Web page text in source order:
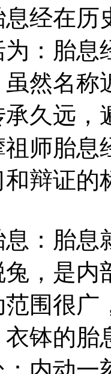
在历
：胎息
然名
久远
师胎
辩证的
胎息
，是
很广
钵的胎